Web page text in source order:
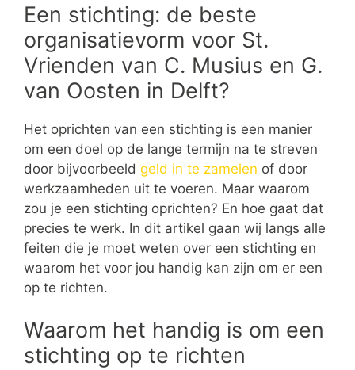
Een stichting: de beste
organisatievorm voor St.
Vrienden van C. Musius en G.
van Oosten in Delft?
Het oprichten van een stichting is een manier
om een doel op de lange termijn na te streven
door bijvoorbeeld geld in te zamelen of door
werkzaamheden uit te voeren. Maar waarom
zou je een stichting oprichten? En hoe gaat dat
precies te werk. In dit artikel gaan wij langs alle
feiten die je moet weten over een stichting en
waarom het voor jou handig kan zijn om er een
op te richten.
Waarom het handig is om een
stichting op te richten